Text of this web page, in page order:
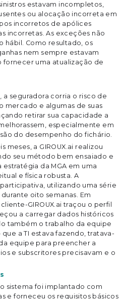
estavam incompletos,
ou alocação incorreta em
incorretos de apólices
incorretas. As exceções não
hábil. Como resultado, os
nem sempre estavam
uma atualização de
a seguradora corria o risco de
mercado e algumas de suas
retirar sua capacidade a
especialmente em
do desempenho do fichário.
meses, a GIROUX.ai realizou
seu método bem ensaiado e
da MGA em uma
e física robusta. A
utilizando uma série
oito semanas. Em
GIROUX.ai traçou o perfil
a carregar dados históricos
também o trabalho da equipe
que a TI estava fazendo, tratava-
equipe para preencher a
e subscritores precisavam e o
sistema foi implantado com
e forneceu os requisitos básicos